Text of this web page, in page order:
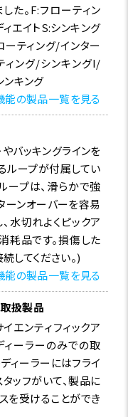
た。F:フローティン
エイトS:シンキング
ティング/インター
ィング/シンキングI/
ンキング
能の製品一覧を見る
バッキングラインを
ループが付属してい
ープは、滑らかで強
ーンオーバーを容易
水切れよくピックア
耗品です。損傷した
してください。)
能の製品一覧を見る
扱製品
エンティフィックア
ィーラーのみでの取
ィーラーにはフライ
ッフがいて、製品に
を受けることができ